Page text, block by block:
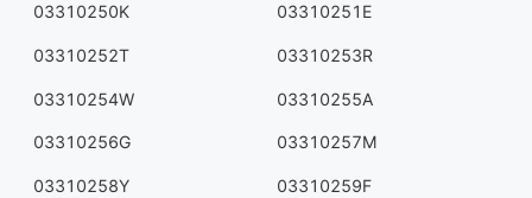
03310250K 03310251E
03310252T 03310253R
03310254W 03310255A
03310256G 03310257M
03310258Y 03310259F